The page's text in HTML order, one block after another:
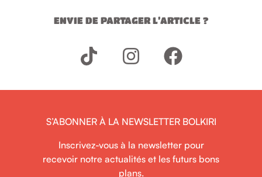
ENVIE DE PARTAGER L’ARTICLE ?
S’ABONNER À LA NEWSLETTER BOLKIRI
Inscrivez-vous à la newsletter pour
recevoir notre actualités et les futurs bons
plans.